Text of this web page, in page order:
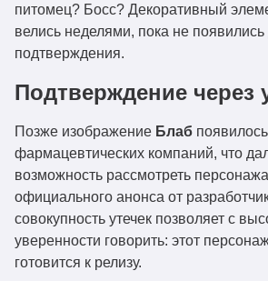
питомец? Босс? Декоративный
велись неделями, пока не
подтверждения.
Подтверждение через
Позже изображение Блаб
фармацевтических компаний, что
возможность рассмотреть
официального анонса от
совокупность утечек позволяет с
уверенности говорить: этот
готовится к релизу.